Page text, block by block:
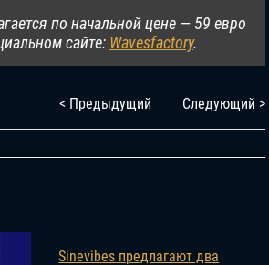
по начальной цене — 59 евро
сайте: Wavesfactory.
< Предыдущий Следующий >
Sinevibes предлагают два